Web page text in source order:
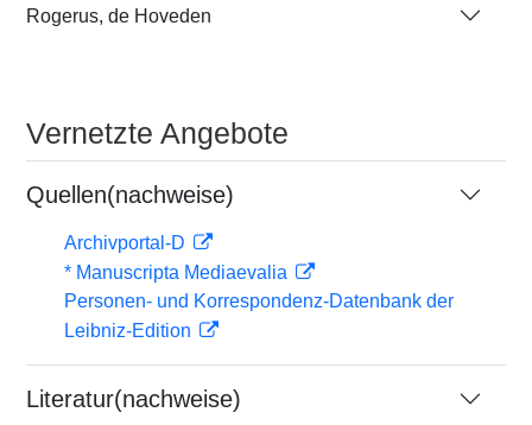
Rogerus, de Hoveden
Vernetzte Angebote
Quellen(nachweise)
Archivportal-D
* Manuscripta Mediaevalia
Personen- und Korrespondenz-Datenbank der
Leibniz-Edition
Literatur(nachweise)